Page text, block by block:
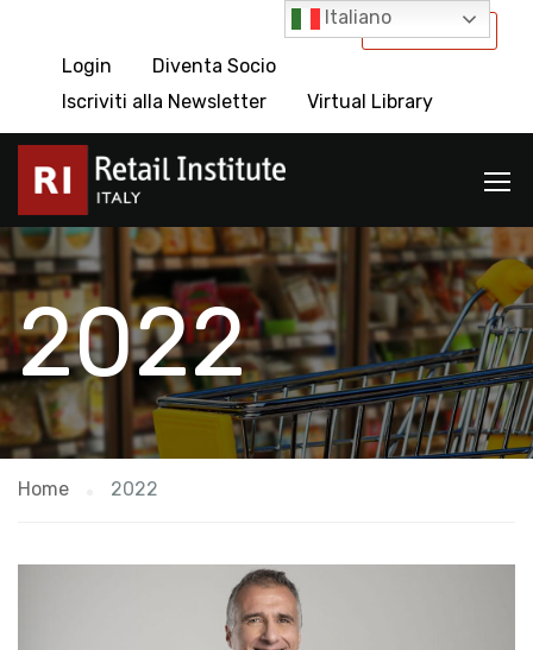
International
Login
Diventa Socio
Iscriviti alla Newsletter
Virtual Library
2022
Home 2022
Italiano